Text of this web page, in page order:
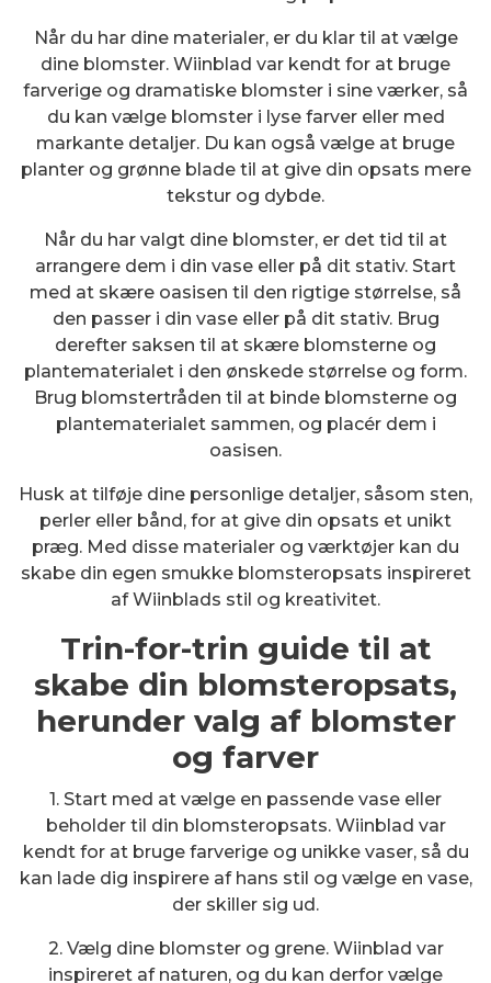
Når du har dine materialer, er du klar til at vælge
dine blomster. Wiinblad var kendt for at bruge
farverige og dramatiske blomster i sine værker, så
du kan vælge blomster i lyse farver eller med
markante detaljer. Du kan også vælge at bruge
planter og grønne blade til at give din opsats mere
tekstur og dybde.
Når du har valgt dine blomster, er det tid til at
arrangere dem i din vase eller på dit stativ. Start
med at skære oasisen til den rigtige størrelse, så
den passer i din vase eller på dit stativ. Brug
derefter saksen til at skære blomsterne og
plantematerialet i den ønskede størrelse og form.
Brug blomstertråden til at binde blomsterne og
plantematerialet sammen, og placér dem i
oasisen.
Husk at tilføje dine personlige detaljer, såsom sten,
perler eller bånd, for at give din opsats et unikt
præg. Med disse materialer og værktøjer kan du
skabe din egen smukke blomsteropsats inspireret
af Wiinblads stil og kreativitet.
Trin-for-trin guide til at
skabe din blomsteropsats,
herunder valg af blomster
og farver
1. Start med at vælge en passende vase eller
beholder til din blomsteropsats. Wiinblad var
kendt for at bruge farverige og unikke vaser, så du
kan lade dig inspirere af hans stil og vælge en vase,
der skiller sig ud.
2. Vælg dine blomster og grene. Wiinblad var
inspireret af naturen, og du kan derfor vælge